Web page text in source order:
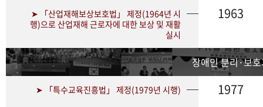
➤ 「산업재해보상보호법」 제정(1964년 시
행)으로 산업재해 근로자에 대한 보상 및 재활
실시
1963
장애인 분리·보
➤ 「특수교육진흥법」 제정(1979년 시행) 1977